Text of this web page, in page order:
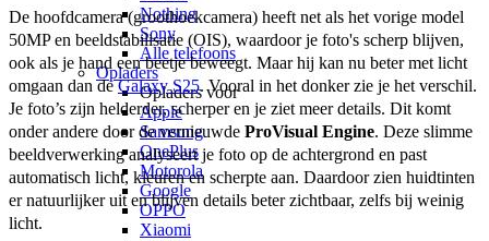
Nothing
Sony
Alle telefoons
Opladers
Opladers voor
Apple
Samsung
OnePlus
Motorola
Google
OPPO
Xiaomi
De hoofdcamera (groothoekcamera) heeft net als het vorige model
50MP en beeldstabilisatie (OIS), waardoor je foto's scherp blijven,
ook als je hand een beetje beweegt. Maar hij kan nu beter met licht
omgaan dan de Galaxy S25. Vooral in het donker zie je het verschil.
Je foto’s zijn helderder, scherper en je ziet meer details. Dit komt
onder andere door de vernieuwde ProVisual Engine. Deze slimme
beeldverwerking analyseert je foto op de achtergrond en past
automatisch licht, kleuren en scherpte aan. Daardoor zien huidtinten
er natuurlijker uit en blijven details beter zichtbaar, zelfs bij weinig
licht.